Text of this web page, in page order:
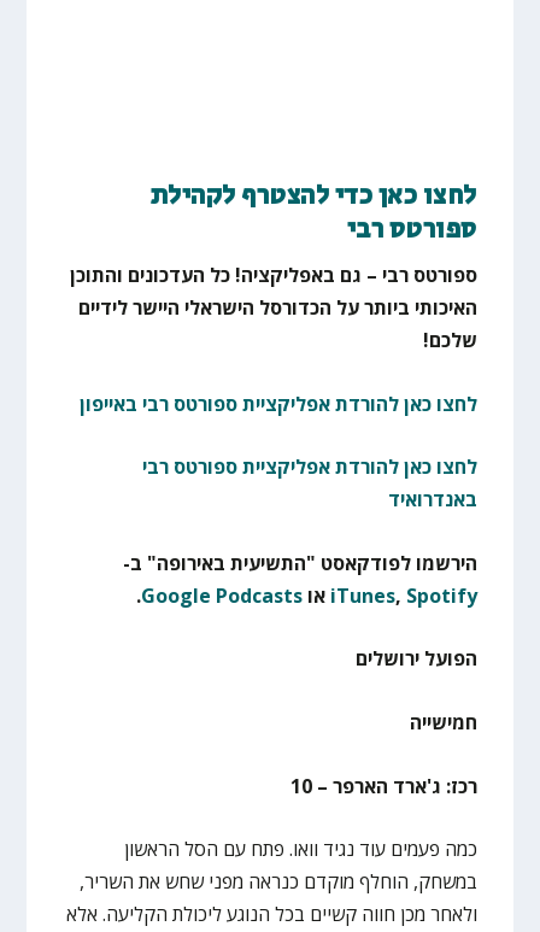
לחצו כאן כדי להצטרף לקהילת
ספורטס רבי
ספורטס רבי – גם באפליקציה! כל העדכונים והתוכן
האיכותי ביותר על הכדורסל הישראלי היישר לידיים
שלכם!
לחצו כאן להורדת אפליקציית ספורטס רבי באייפון
לחצו כאן להורדת אפליקציית ספורטס רבי
באנדרואיד
הירשמו לפודקאסט "התשיעית באירופה" ב-
iTunes, Spotify אוGoogle Podcasts
.
הפועל ירושלים
חמישייה
רכז: ג'ארד הארפר – 10
כמה פעמים עוד נגיד וואו. פתח עם הסל הראשון
במשחק, הוחלף מוקדם כנראה מפני שחש את השריר,
ולאחר מכן חווה קשיים בכל הנוגע ליכולת הקליעה. אלא